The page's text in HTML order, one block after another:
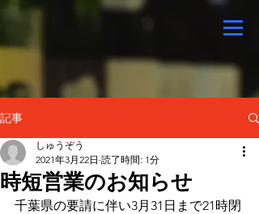
記事
時短営業のお知らせ
しゅうぞう
2021年3月22日 読了時間: 1分
千葉県の要請に伴い3月31日まで21時閉